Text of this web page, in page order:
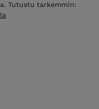
Tutustu tarkemmin: